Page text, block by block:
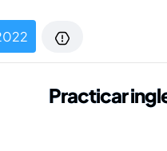
Practicar